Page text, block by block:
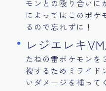
モンとの殴り合いに
によってはこのポケ
るので忘れずに！
レジエレキ
たねの雷ポケモンを
複するためミライド
いダメージを補って